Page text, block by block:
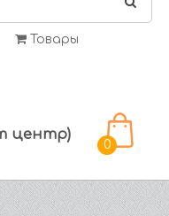
Товары
центр)
0